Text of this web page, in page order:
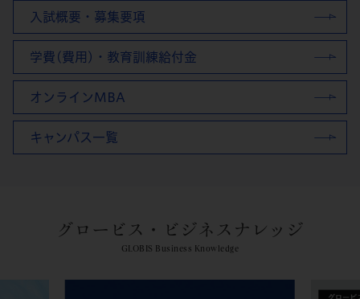
入試概要・募集要項
学費(費用)・教育訓練給付金
オンラインMBA
キャンパス一覧
グロービス・ビジネスナレッジ
GLOBIS Business Knowledge